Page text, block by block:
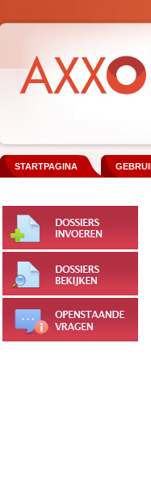
STARTPAGINA